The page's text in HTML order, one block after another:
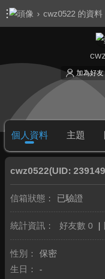
› cwz0522 的資料
加為好友
個人資料 主題
cwz0522(UID:
信箱狀態： 已驗證
統計資訊： 好友數 0
性別：
保密
生日：
-